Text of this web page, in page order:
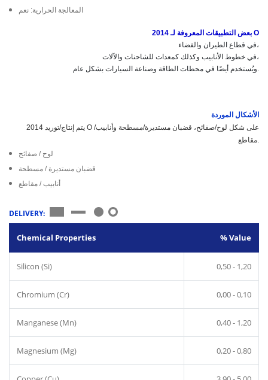
المعالجة الحرارية: نعم
بعض التطبيقات المعروفة لـ 2014 O
في قطاع الطيران والفضاء،
في خطوط الأنابيب وكذلك كمعدات للشاحنات والآلات،
الأشكال الموردة
يتم إنتاج/توريد 2014 O على شكل لوح/صفائح، قضبان مستديرة/مسطحة وأنابيب/
لوح / صفائح
قضبان مستديرة / مسطحة
أنابيب / مقاطع
DELIVERY:
Chemical Properties % Value
Silicon (Si) 0,50 - 1,20
Chromium (Cr) 0,00 - 0,10
Manganese (Mn) 0,40 - 1,20
Magnesium (Mg) 0,20 - 0,80